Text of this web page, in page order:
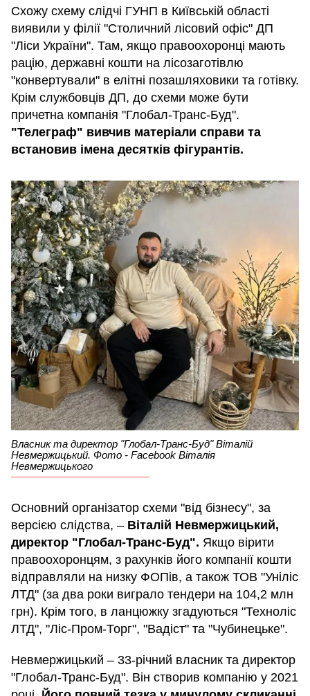
Схожу схему слідчі ГУНП в Київській області
виявили у філії "Столичний лісовий офіс" ДП
"Ліси України". Там, якщо правоохоронці мають
рацію, державні кошти на лісозаготівлю
"конвертували" в елітні позашляховики та готівку.
Крім службовців ДП, до схеми може бути
причетна компанія "Глобал-Транс-Буд".
"Телеграф" вивчив матеріали справи та
встановив імена десятків фігурантів.
Власник та директор "Глобал-Транс-Буд" Віталій
Невмержицький. Фото - Facebook Віталія
Невмержицького
Основний організатор схеми "від бізнесу", за
версією слідства, – Віталій Невмержицький,
директор "Глобал-Транс-Буд". Якщо вірити
правоохоронцям, з рахунків його компанії кошти
відправляли на низку ФОПів, а також ТОВ "Уніліс
ЛТД" (за два роки виграло тендери на 104,2 млн
грн). Крім того, в ланцюжку згадуються "Техноліс
ЛТД", "Ліс-Пром-Торг", "Вадіст" та "Чубинецьке".
Невмержицький – 33-річний власник та директор
"Глобал-Транс-Буд". Він створив компанію у 2021